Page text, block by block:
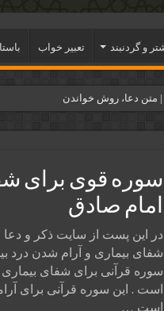
و گردنبند تعبیر خواب
دعا، روش خواندن
الحسنی برآورده شدن حاجت
و اذکار مجرب
سوره قوی برای
امام صادق
شفای بیماری و آرام شدن درد
سوره قرآنی برای شفای
است . این سوره قرآنی برای
است …